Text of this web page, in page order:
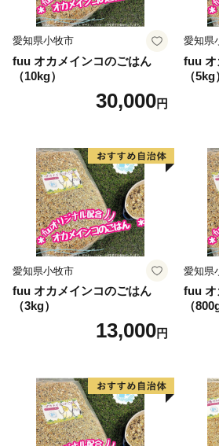
愛知県小牧市
fuu オカメインコのごはん
（10kg）
30,000円
愛知県
fuu オ
（5kg
愛知県小牧市
fuu オカメインコのごはん
（3kg）
13,000円
愛知県
fuu オ
（